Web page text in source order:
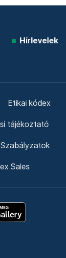
Hírlevelek
Etikai kódex
tájékoztató
Szabályzatok
Sales